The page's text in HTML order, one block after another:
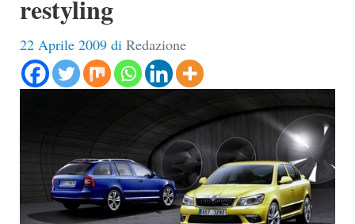
restyling
22 Aprile 2009 di Redazione